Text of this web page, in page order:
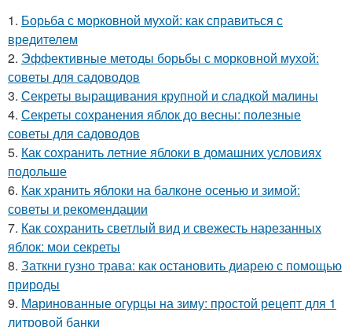
1. Борьба с морковной мухой: как справиться с
вредителем
2. Эффективные методы борьбы с морковной мухой:
советы для садоводов
3. Секреты выращивания крупной и сладкой малины
4. Секреты сохранения яблок до весны: полезные
советы для садоводов
5. Как сохранить летние яблоки в домашних условиях
подольше
6. Как хранить яблоки на балконе осенью и зимой:
советы и рекомендации
7. Как сохранить светлый вид и свежесть нарезанных
яблок: мои секреты
8. Заткни гузно трава: как остановить диарею с помощью
природы
9. Маринованные огурцы на зиму: простой рецепт для 1
литровой банки